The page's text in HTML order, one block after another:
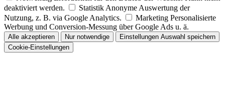
deaktiviert werden.
Statistik Anonyme Auswertung der
Nutzung, z. B. via Google Analytics.
Marketing Personalisierte
Werbung und Conversion-Messung über Google Ads u. ä.
Alle akzeptieren Nur notwendige Einstellungen Auswahl speichern
Cookie-Einstellungen